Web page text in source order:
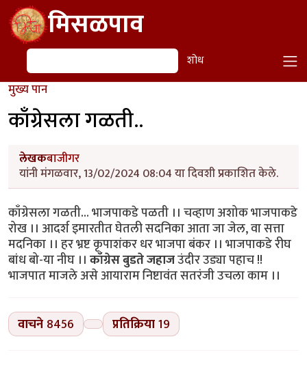
Skip to main contentमिसळपाव
शोध शोध
मुख्य पान
काँग्रेसला गळती..
लेखकबाजीगर
यांनी मंगळवार, 13/02/2024 08:04 या दिवशी प्रकाशित केले.
काँग्रेसला गळती... भाजपाकडे पळती ।। चव्हाण अशोक भाजपाकडे
रोख ।। आदर्श इमारतीत घेतली सदनिका आता जा जेल, वा सत्ता
मदनिका ।। हर भ्रष्ट कृपाशंकर धर भाजपा बंकर ।। भाजपाकडे रीघ
बांध बो-या नीघ ।।काँग्रेस बुडते जहाजउंदीर उड्या पहाच !!
भाजपात माजले असे आयाराम निष्टावंत सतरंजी उचला काम ।।
वाचने 8456 प्रतिक्रिया19